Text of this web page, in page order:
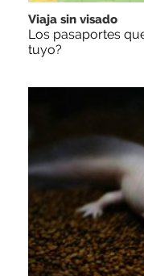
Viaja sin visado
Los pasaportes
tuyo?